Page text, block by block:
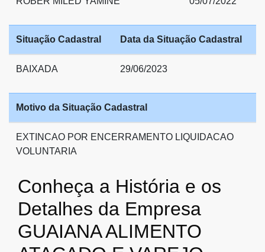
Situação Cadastral Data da Situação Cadastral
BAIXADA 29/06/2023
Motivo da Situação Cadastral
EXTINCAO POR ENCERRAMENTO LIQUIDACAO
VOLUNTARIA
Conheça a História e os
Detalhes da Empresa
GUAIANA ALIMENTO